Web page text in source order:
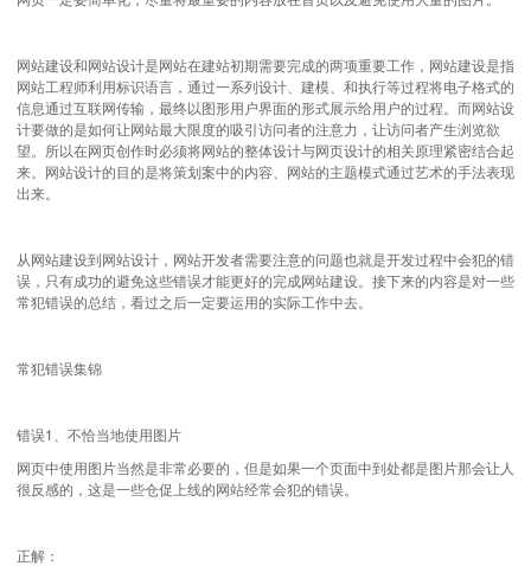
网站建设和网站设计是网站在建站初期需要完成的两项重要工作，网站建设是指
网站工程师利用标识语言，通过一系列设计、建模、和执行等过程将电子格式的
信息通过互联网传输，最终以图形用户界面的形式展示给用户的过程。而网站设
计要做的是如何让网站最大限度的吸引访问者的注意力，让访问者产生浏览欲
望。所以在网页创作时必须将网站的整体设计与网页设计的相关原理紧密结合起
来。网站设计的目的是将策划案中的内容、网站的主题模式通过艺术的手法表现
出来。
从网站建设到网站设计，网站开发者需要注意的问题也就是开发过程中会犯的错
误，只有成功的避免这些错误才能更好的完成网站建设。接下来的内容是对一些
常犯错误的总结，看过之后一定要运用的实际工作中去。
常犯错误集锦
错误1、不恰当地使用图片
网页中使用图片当然是非常必要的，但是如果一个页面中到处都是图片那会让人
很反感的，这是一些仓促上线的网站经常会犯的错误。
正解：